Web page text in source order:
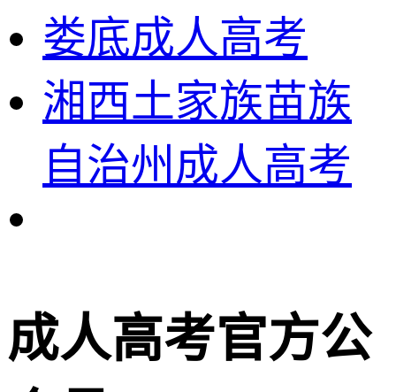
娄底成人高考
湘西土家族苗族
自治州成人高考
成人高考官方公